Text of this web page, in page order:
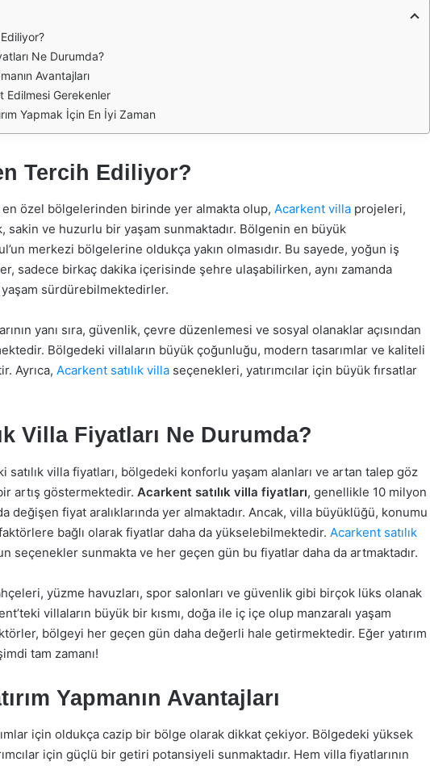
Ne Durumda?
Avantajları
Edilmesi Gerekenler
Yapmak İçin En İyi Zaman
Tercih Ediliyor?
özel bölgelerinden birinde yer almakta olup, Acarkent villa projeleri,
sakin ve huzurlu bir yaşam sunmaktadır. Bölgenin en büyük
merkezi bölgelerine oldukça yakın olmasıdır. Bu sayede, yoğun iş
sadece birkaç dakika içerisinde şehre ulaşabilirken, aynı zamanda
sürdürebilmektedirler.
yanı sıra, güvenlik, çevre düzenlemesi ve sosyal olanaklar açısından
Bölgedeki villaların büyük çoğunluğu, modern tasarımlar ve kaliteli
Ayrıca, Acarkent satılık villa seçenekleri, yatırımcılar için büyük fırsatlar
Villa Fiyatları Ne Durumda?
satılık villa fiyatları, bölgedeki konforlu yaşam alanları ve artan talep göz
artış göstermektedir. Acarkent satılık villa fiyatları, genellikle 10 milyon
değişen fiyat aralıklarında yer almaktadır. Ancak, villa büyüklüğü, konumu
bağlı olarak fiyatlar daha da yükselebilmektedir. Acarkent satılık
seçenekler sunmakta ve her geçen gün bu fiyatlar daha da artmaktadır.
yüzme havuzları, spor salonları ve güvenlik gibi birçok lüks olanak
villaların büyük bir kısmı, doğa ile iç içe olup manzaralı yaşam
bölgeyi her geçen gün daha değerli hale getirmektedir. Eğer yatırım
tam zamanı!
Yapmanın Avantajları
için oldukça cazip bir bölge olarak dikkat çekiyor. Bölgedeki yüksek
için güçlü bir getiri potansiyeli sunmaktadır. Hem villa fiyatlarının